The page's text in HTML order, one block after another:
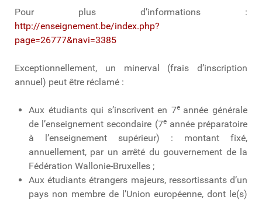
Pour plus d’informations :
http://enseignement.be/index.php?
page=26777&navi=3385
Exceptionnellement, un minerval (frais d’inscription
annuel) peut être réclamé :
Aux étudiants qui s’inscrivent en 7e année générale
de l’enseignement secondaire (7eannée préparatoire
à l’enseignement supérieur) : montant fixé,
annuellement, par un arrêté du gouvernement de la
Fédération Wallonie-Bruxelles ;
Aux étudiants étrangers majeurs, ressortissants d’un
pays non membre de l’Union européenne, dont le(s)